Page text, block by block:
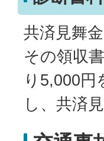
共済見舞
その領収
り5,000
し、共済